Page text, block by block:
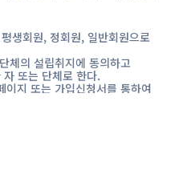
생회원, 정회원, 일반회원으로
체의 설립취지에 동의하고
또는 단체로 한다.
지 또는 가입신청서를 통하여